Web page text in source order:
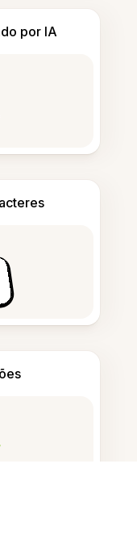
por IA